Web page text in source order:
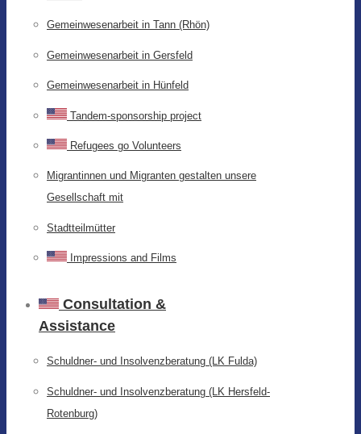
Gemeinwesenarbeit in Tann (Rhön)
Gemeinwesenarbeit in Gersfeld
Gemeinwesenarbeit in Hünfeld
Tandem-sponsorship project
Refugees go Volunteers
Migrantinnen und Migranten gestalten unsere
Gesellschaft mit
Stadtteilmütter
Impressions and Films
Consultation &
Assistance
Schuldner- und Insolvenzberatung (LK Fulda)
Schuldner- und Insolvenzberatung (LK Hersfeld-
Rotenburg)